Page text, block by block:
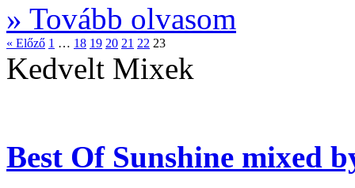
» Tovább olvasom
« Előző 1 … 18 19 20 21 22 23
Kedvelt Mixek
Best Of Sunshine mixed